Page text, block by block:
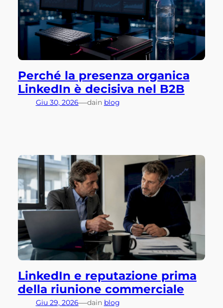
Perché la presenza organica
LinkedIn è decisiva nel B2B
Giu 30, 2026—dain blog
LinkedIn e reputazione prima
della riunione commerciale
Giu 29, 2026—dain blog